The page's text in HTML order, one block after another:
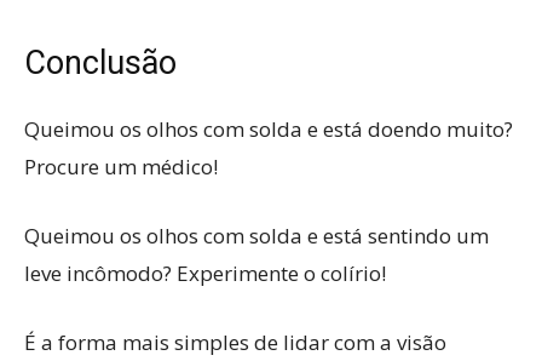
Conclusão
Queimou os olhos com solda e está doendo muito?
Procure um médico!
Queimou os olhos com solda e está sentindo um
leve incômodo? Experimente o colírio!
É a forma mais simples de lidar com a visão